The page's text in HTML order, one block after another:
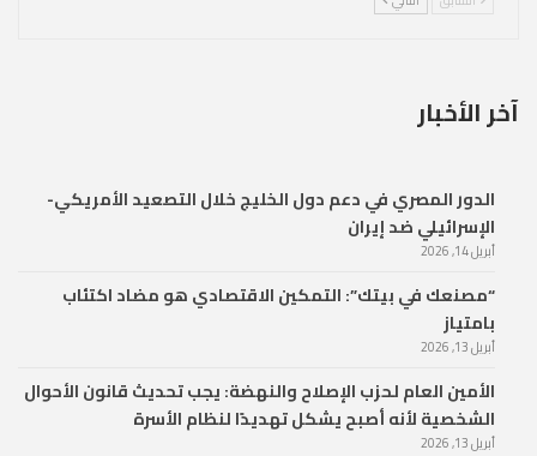
آخر الأخبار
الدور المصري في دعم دول الخليج خلال التصعيد الأمريكي-
الإسرائيلي ضد إيران
أبريل 14, 2026
“مصنعك في بيتك”: التمكين الاقتصادي هو مضاد اكتئاب
بامتياز
أبريل 13, 2026
الأمين العام لحزب الإصلاح والنهضة: يجب تحديث قانون الأحوال
الشخصية لأنه أصبح يشكل تهديدًا لنظام الأسرة
أبريل 13, 2026